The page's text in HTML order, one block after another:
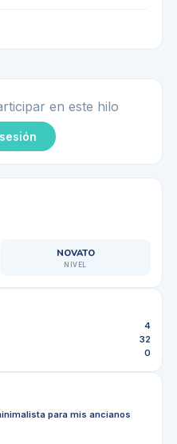
en este hilo
NOVATO
NIVEL
4
32
0
para mis ancianos